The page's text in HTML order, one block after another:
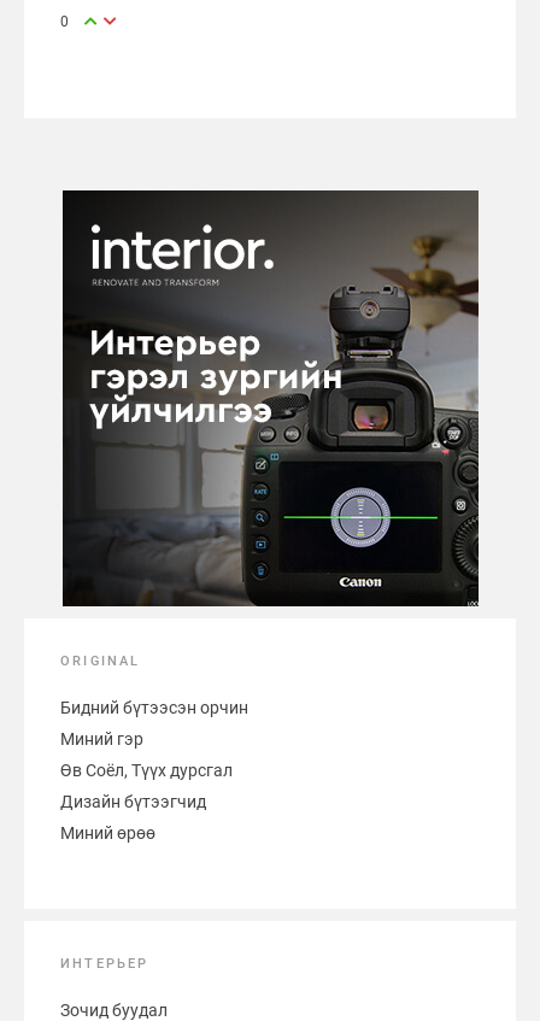
0
ORIGINAL
Бидний бүтээсэн орчин
Миний гэр
Өв Соёл, Түүх дурсгал
Дизайн бүтээгчид
Миний өрөө
ИНТЕРЬЕР
Зочид буудал